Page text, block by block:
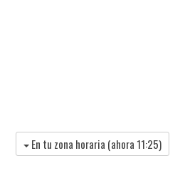
En tu zona horaria (ahora 11:25)